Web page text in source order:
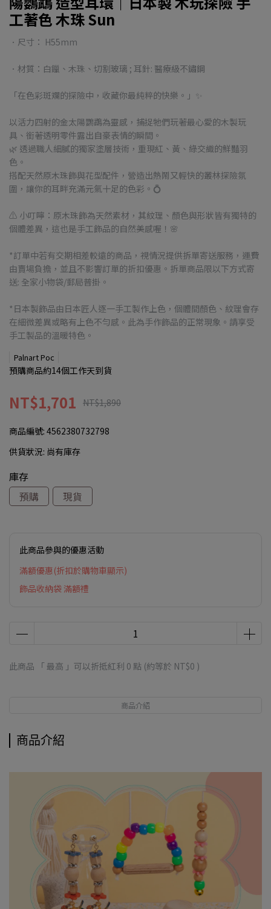
工著色 木珠 Sun
．尺寸： H55mm
．材質：白鑞、木珠、切割玻璃 ; 耳針: 醫療級不鏽鋼
「在色彩斑斕的探險中，收藏你最純粹的快樂。」✨
以活力四射的金太陽鸚鵡為靈感，捕捉牠們玩著最心愛的木製玩
具、銜著透明零件露出自豪表情的瞬間。
🌿 透過職人細膩的獨家塗層技術，重現紅、黃、綠交織的鮮豔羽
色。
搭配天然原木珠飾與花型配件，營造出熱鬧又輕快的叢林探險氛
圍，讓你的耳畔充滿元氣十足的色彩。💍
⚠️ 小叮嚀：原木珠飾為天然素材，其紋理、顏色與形狀皆有獨特的
個體差異，這也是手工飾品的自然美感喔！🌸
*訂單中若有交期相差較遠的商品，視情況提供拆單寄送服務，運費
由賣場負擔，並且不影響訂單的折扣優惠。拆單商品限以下方式寄
送: 全家小物袋/郵局普掛。
*日本製飾品由日本匠人逐一手工製作上色，個體間顏色、紋理會存
在細微差異或略有上色不勻感。此為手作飾品的正常現象。請享受
手工製品的溫暖特色。
Palnart Poc
預購商品約14個工作天到貨
NT$1,701 NT$1,890
商品編號: 4562380732798
供貨狀況: 尚有庫存
庫存
預購
現貨
此商品參與的優惠活動
滿額優惠(折扣於購物車顯示)
飾品收納袋 滿額禮
此商品 「 最高 」可以折抵紅利 0 點 (約等於 NT$0 )
商品介紹
商品介紹